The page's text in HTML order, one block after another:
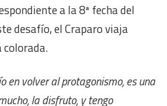
a la 8ª fecha del
desafío, el Craparo viaja
en volver al protagonismo, es una
la disfruto, y tengo